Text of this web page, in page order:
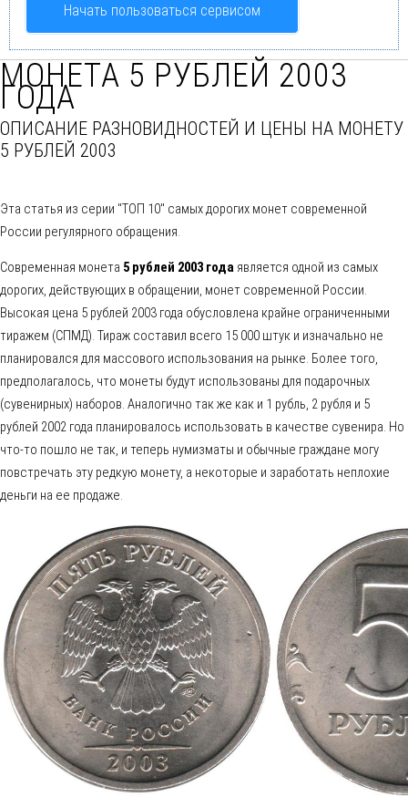
Начать пользоваться сервисом
МОНЕТА 5 РУБЛЕЙ 2003
ГОДА
ОПИСАНИЕ РАЗНОВИДНОСТЕЙ И ЦЕНЫ НА МОНЕТУ
5 РУБЛЕЙ 2003
Эта статья из серии "ТОП 10" самых дорогих монет современной
России регулярного обращения.
Современная монета 5 рублей 2003 года является одной из самых
дорогих, действующих в обращении, монет современной России.
Высокая цена 5 рублей 2003 года обусловлена крайне ограниченными
тиражем (СПМД). Тираж составил всего 15 000 штук и изначально не
планировался для массового использования на рынке. Более того,
предполагалось, что монеты будут использованы для подарочных
(сувенирных) наборов. Аналогично так же как и 1 рубль, 2 рубля и 5
рублей 2002 года планировалось использовать в качестве сувенира. Но
что-то пошло не так, и теперь нумизматы и обычные граждане могу
повстречать эту редкую монету, а некоторые и заработать неплохие
деньги на ее продаже.